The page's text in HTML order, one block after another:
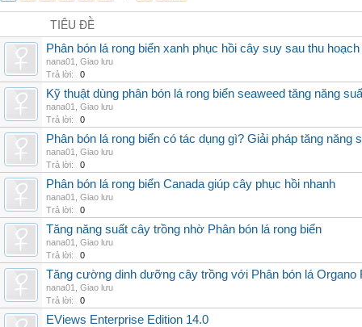
TIÊU ĐỀ
Phân bón lá rong biển xanh phục hồi cây suy sau thu hoạch
nana01
Giao lưu
Trả lời:
0
Kỹ thuật dùng phân bón lá rong biển seaweed tăng năng
nana01
Giao lưu
Trả lời:
0
Phân bón lá rong biển có tác dụng gì? Giải pháp tăng năng
nana01
Giao lưu
Trả lời:
0
Phân bón lá rong biển Canada giúp cây phục hồi nhanh
nana01
Giao lưu
Trả lời:
0
Tăng năng suất cây trồng nhờ Phân bón lá rong biển
nana01
Giao lưu
Trả lời:
0
Tăng cường dinh dưỡng cây trồng với Phân bón lá Organo
nana01
Giao lưu
Trả lời:
0
EViews Enterprise Edition 14.0